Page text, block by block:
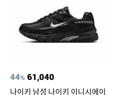
44% 61,040
나이키 남성 나이키 이니시에이